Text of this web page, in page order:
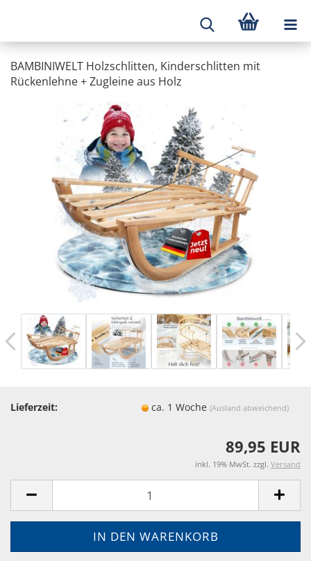
BAMBINIWELT Holzschlitten, Kinderschlitten mit
Rückenlehne + Zugleine aus Holz
Lieferzeit: ca. 1 Woche(Ausland abweichend)
89,95 EUR
inkl. 19% MwSt. zzgl. Versand